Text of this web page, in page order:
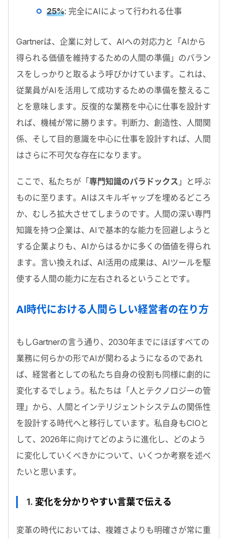
25%: 完全にAIによって行われる仕事
Gartnerは、企業に対して、 AIへの対応力と「AIから
得られる価値を維持するための人間の準備」のバラン
スをしっかりと取るよう呼びかけています。これは、
従業員がAIを活用して成功するための準備を整えるこ
とを意味します。反復的な業務を中心に仕事を設計す
れば、機械が常に勝ります。判断力、創造性、人間関
係、そして目的意識を中心に仕事を設計すれば、人間
はさらに不可欠な存在になります。
ここで、私たちが「専門知識のパラドックス 」と呼ぶ
ものに至ります。 AI はスキルギャップを埋めるどころ
か、むしろ拡大させてしまうのです。人間の深い専門
知識を持つ企業は、AIで基本的な能力を回避しようと
する企業よりも、 AIからはるかに多くの価値を得られ
ます。言い換えれば、AI活用の成果は、 AIツールを駆
使する人間の能力に左右されるということです。
AI時代における人間らしい経営者の在り方
もしGartnerの言う通り、 2030年までにほぼすべての
業務に何らかの形でAIが関わるようになるのであれ
ば、経営者としての私たち自身の役割も同様に劇的に
変化するでしょう。私たちは「人とテクノロジーの管
理」から、人間とインテリジェントシステムの関係性
を設計する時代へと移行しています。私自身もCIOと
して、 2026年に向けてどのように進化し、どのよう
に変化していくべきかについて、いくつか考察を述べ
たいと思います。
1. 変化を分かりやすい言葉で伝える
変革の時代においては、複雑さよりも明確さが常に重